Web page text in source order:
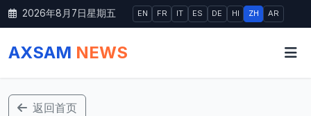
2026年8月7日星期五 EN FR IT ES DE HI ZH AR
AXSAM NEWS
返回首页